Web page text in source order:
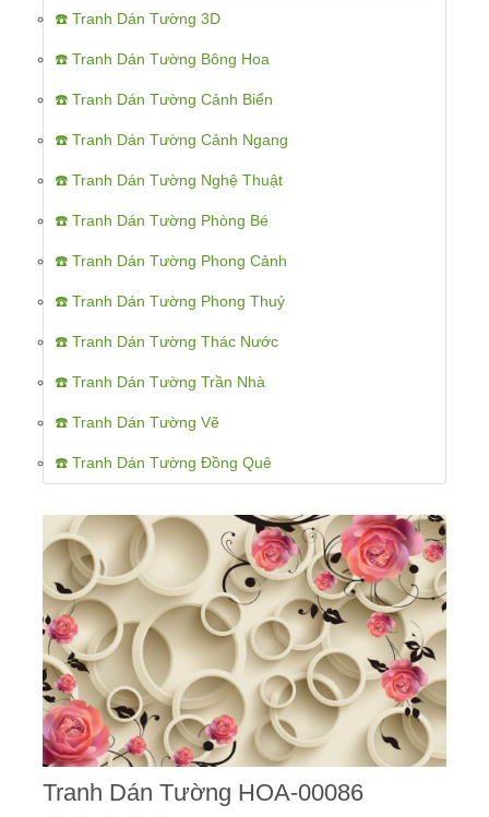
☎️ Tranh Dán Tường 3D
☎️ Tranh Dán Tường Bông Hoa
☎️ Tranh Dán Tường Cảnh Biển
☎️ Tranh Dán Tường Cảnh Ngang
☎️ Tranh Dán Tường Nghệ Thuật
☎️ Tranh Dán Tường Phòng Bé
☎️ Tranh Dán Tường Phong Cảnh
☎️ Tranh Dán Tường Phong Thuỷ
☎️ Tranh Dán Tường Thác Nước
☎️ Tranh Dán Tường Trần Nhà
☎️ Tranh Dán Tường Vẽ
☎️ Tranh Dán Tường Đồng Quê
Tranh Dán Tường HOA-00086